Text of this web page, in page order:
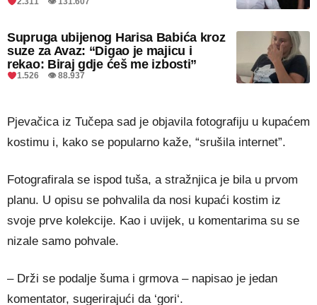
Supruga ubijenog Harisa Babića kroz
suze za Avaz: “Digao je majicu i
rekao: Biraj gdje ćeš me izbosti”
1.526 👁 88.937
Pjevačica iz Tučepa sad je objavila fotografiju u kupaćem
kostimu i, kako se popularno kaže, “srušila internet”.
Fotografirala se ispod tuša, a stražnjica je bila u prvom
planu. U opisu se pohvalila da nosi kupaći kostim iz
svoje prve kolekcije. Kao i uvijek, u komentarima su se
nizale samo pohvale.
– Drži se podalje šuma i grmova – napisao je jedan
komentator, sugerirajući da ‘gori‘.